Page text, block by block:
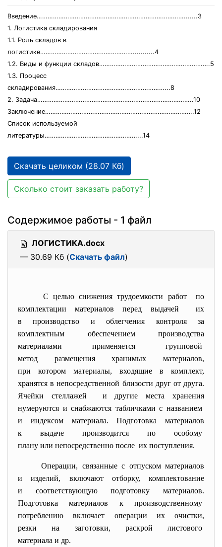
Введение……………………………………………………………………….......3
1. Логистика складирования
1.1. Роль складов в
логистике……………………………………………...........4
1.2. Виды и функции складов…………………………………………………….5
1.3. Процесс
складирования……………………………………………………...8
2. Задача…………………………………………………………………………..10
Заключение……………………………………………………………………….12
Список используемой
литературы……………………………………………...14
Скачать целиком (28.07 Кб)
Сколько стоит заказать работу?
Содержимое работы - 1 файл
ЛОГИСТИКА.docx
— 30.69 Кб (Скачать файл)
С целью снижения трудоемкости работ по
комплектации материалов перед выдачей их
в производство и облегчения контроля за
комплектным обеспечением производства
материалами применяется групповой
метод размещения хранимых материалов,
при котором материалы, входящие в комплект,
хранятся в непосредственной близости друг от друга.
Ячейки стеллажей и другие места хранения
нумеруются и снабжаются табличками с названием
и индексом материала. Подготовка материалов
к выдаче производится по особому
плану или непосредственно после их поступления.
Операции, связанные с отпуском материалов
и изделий, включают отборку, комплектование
и соответствующую подготовку материалов.
Подготовка материалов к производственному
потреблению включает операции их очистки,
резки на заготовки, раскрой листового
материала и др.